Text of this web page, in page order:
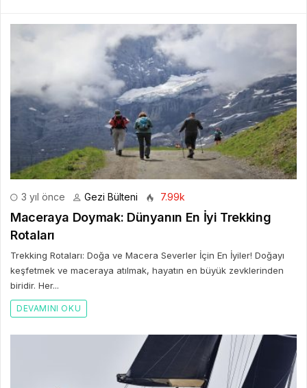
3 yıl önce Gezi Bülteni 7.99k
Maceraya Doymak: Dünyanın En İyi Trekking
Rotaları
Trekking Rotaları: Doğa ve Macera Severler İçin En İyiler! Doğayı
keşfetmek ve maceraya atılmak, hayatın en büyük zevklerinden
biridir. Her...
DEVAMINI OKU